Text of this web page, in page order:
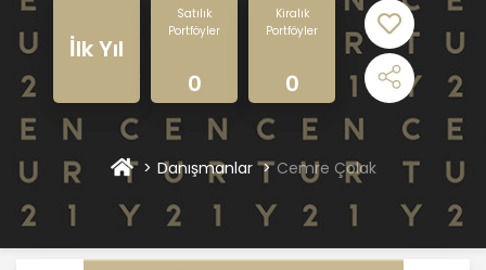
İlk Yıl
Satılık
Portföyler
0
Kiralık
Portföyler
0
Danışmanlar Cemre Çolak